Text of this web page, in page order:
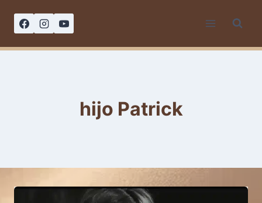
hijo Patrick